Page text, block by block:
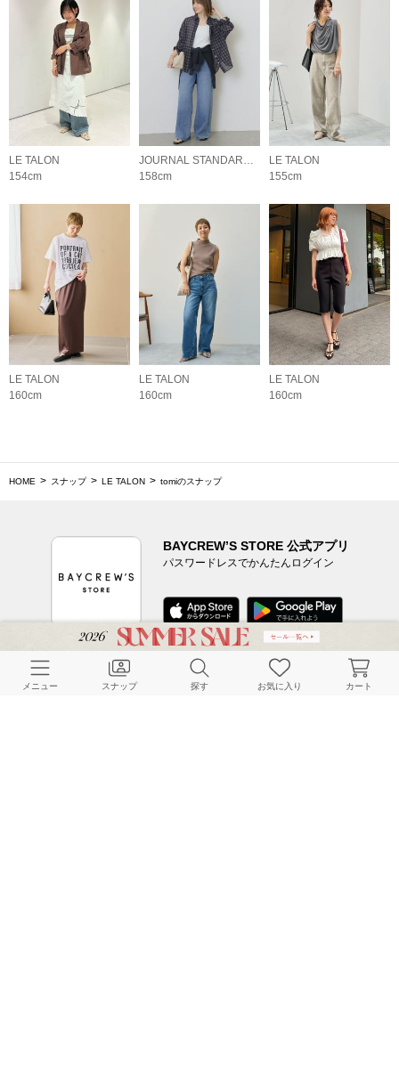
LE TALON
154cm
JOURNAL STANDARD relume LADYS
158cm
LE TALON
155cm
LE TALON
160cm
LE TALON
160cm
LE TALON
160cm
HOME スナップ LE TALON tomiのスナップ
BAYCREW’S STORE 公式アプリ
パスワードレスでかんたんログイン
CUSTOMER SERVICE
メニュー スナップ 探す お気に入り カート